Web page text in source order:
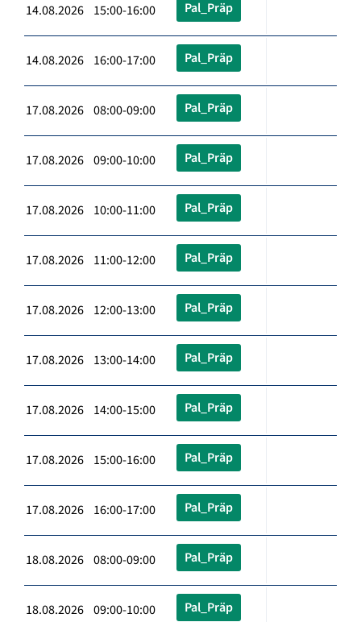
14.08.2026 15:00-16:00 Pal_Präp
14.08.2026 16:00-17:00 Pal_Präp
17.08.2026 08:00-09:00 Pal_Präp
17.08.2026 09:00-10:00 Pal_Präp
17.08.2026 10:00-11:00 Pal_Präp
17.08.2026 11:00-12:00 Pal_Präp
17.08.2026 12:00-13:00 Pal_Präp
17.08.2026 13:00-14:00 Pal_Präp
17.08.2026 14:00-15:00 Pal_Präp
17.08.2026 15:00-16:00 Pal_Präp
17.08.2026 16:00-17:00 Pal_Präp
18.08.2026 08:00-09:00 Pal_Präp
18.08.2026 09:00-10:00 Pal_Präp